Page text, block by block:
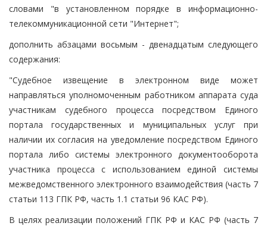
словами "в установленном порядке в информационно-
телекоммуникационной сети "Интернет";
дополнить абзацами восьмым - двенадцатым следующего
содержания:
"Судебное извещение в электронном виде может
направляться уполномоченным работником аппарата суда
участникам судебного процесса посредством Единого
портала государственных и муниципальных услуг при
наличии их согласия на уведомление посредством Единого
портала либо системы электронного документооборота
участника процесса с использованием единой системы
межведомственного электронного взаимодействия (часть 7
статьи 113 ГПК РФ, часть 1.1 статьи 96 КАС РФ).
В целях реализации положений ГПК РФ и КАС РФ (часть 7